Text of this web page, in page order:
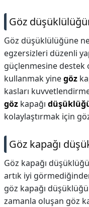
Göz
Göz düşüklülüğüne
egzersizleri düzenli
güçlenmesine destek
kullanmak yinegöz
kasları
göz kapağı
kolaylaştırmak için
Göz kapağı
Göz kapağı
artık iyi
göz kapağı
zamanla oluşan göz